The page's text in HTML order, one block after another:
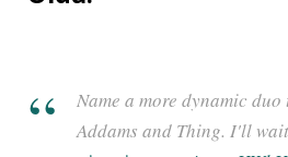
Name a more dynamic duo
Addams and Thing. I'll